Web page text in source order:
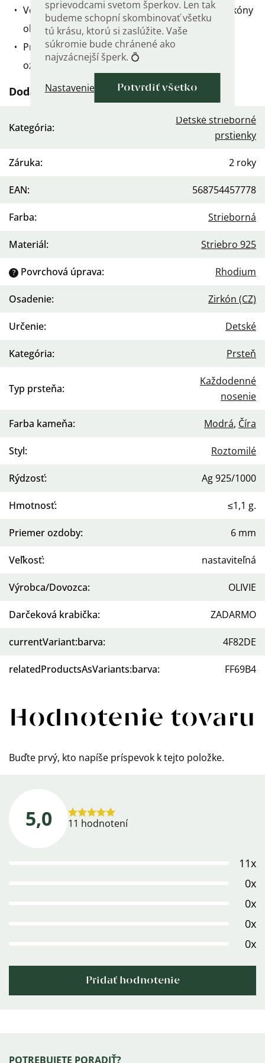
sprievodcami svetom šperkov. Len tak
budeme schopní skombinovať všetku
tú krásu, ktorú si zaslúžite. Vaše
súkromie bude chránené ako
najvzácnejší šperk. 💍
Nastavenie Potvrdiť všetko
Veľký modrý zirkón uprostred a drobné číre zirkóny
okolo neho.
Prsteň je vyrobený zo striebra 925/1000 a je
označený puncovou značkou rýdzosti.
Dodatočné parametre
Kategória:
Detské strieborné
prstienky
Záruka: 2 roky
EAN: 568754457778
Farba: Strieborná
Materiál: Striebro 925
? Povrchová úprava: Rhodium
Osadenie: Zirkón (CZ)
Určenie: Detské
Kategória: Prsteň
Typ prsteňa:
Každodenné
nosenie
Farba kameňa: Modrá, Číra
Styl: Roztomilé
Rýdzosť: Ag 925/1000
Hmotnosť: ≤1,1 g.
Priemer ozdoby: 6 mm
Veľkosť: nastaviteľná
Výrobca/Dovozca: OLIVIE
Darčeková krabička: ZADARMO
currentVariant:barva: 4F82DE
relatedProductsAsVariants:barva: FF69B4
Hodnotenie tovaru
Buďte prvý, kto napíše príspevok k tejto položke.
5,0
Priemerné
11 hodnotení
11x
0x
0x
0x
0x
Pridať hodnotenie
Zápätie
POTREBUJETE PORADIŤ?